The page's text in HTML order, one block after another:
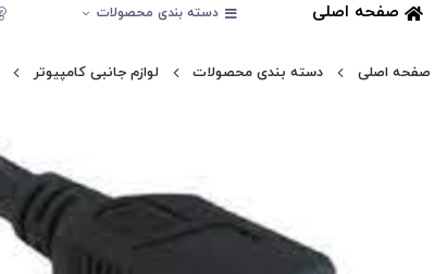
صفحه اصلی دسته بندی محصولات
صفحه اصلی دسته بندی محصولات لوازم جانبی کامپیوتر